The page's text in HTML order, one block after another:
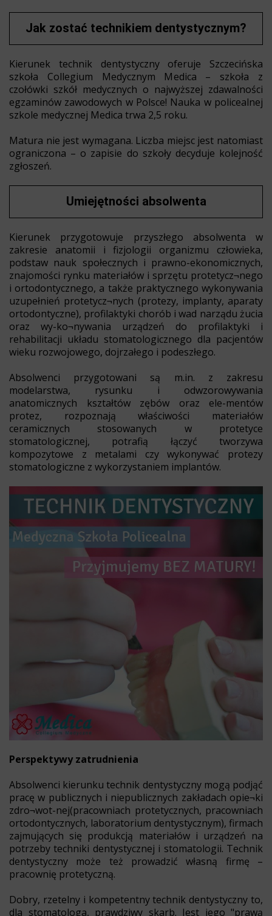
Jak zostać technikiem dentystycznym?
Kierunek technik dentystyczny oferuje Szczecińska
szkoła Collegium Medycznym Medica – szkoła z
czołówki szkół medycznych o najwyższej zdawalności
egzaminów zawodowych w Polsce! Nauka w policealnej
szkole medycznej Medica trwa 2,5 roku.
Matura nie jest wymagana. Liczba miejsc jest natomiast
ograniczona – o zapisie do szkoły decyduje kolejność
zgłoszeń.
Umiejętności absolwenta
Kierunek przygotowuje przyszłego absolwenta w
zakresie anatomii i fizjologii organizmu człowieka,
podstaw nauk społecznych i prawno-ekonomicznych,
znajomości rynku materiałów i sprzętu protetycz¬nego
i ortodontycznego, a także praktycznego wykonywania
uzupełnień protetycz¬nych (protezy, implanty, aparaty
ortodontyczne), profilaktyki chorób i wad narządu żucia
oraz wy-ko¬nywania urządzeń do profilaktyki i
rehabilitacji układu stomatologicznego dla pacjentów
wieku rozwojowego, dojrzałego i podeszłego.
Absolwenci przygotowani są m.in. z zakresu
modelarstwa, rysunku i odwzorowywania
anatomicznych kształtów zębów oraz ele-mentów
protez, rozpoznają właściwości materiałów
ceramicznych stosowanych w protetyce
stomatologicznej, potrafią łączyć tworzywa
kompozytowe z metalami czy wykonywać protezy
stomatologiczne z wykorzystaniem implantów.
Perspektywy zatrudnienia
Absolwenci kierunku technik dentystyczny mogą podjąć
pracę w publicznych i niepublicznych zakładach opie¬ki
zdro¬wot-nej(pracowniach protetycznych, pracowniach
ortodontycznych, laboratorium dentystycznym), firmach
zajmujących się produkcją materiałów i urządzeń na
potrzeby techniki dentystycznej i stomatologii. Technik
dentystyczny może też prowadzić własną firmę –
pracownię protetyczną.
Dobry, rzetelny i kompetentny technik dentystyczny to,
dla stomatologa, prawdziwy skarb. Jest jego "prawą